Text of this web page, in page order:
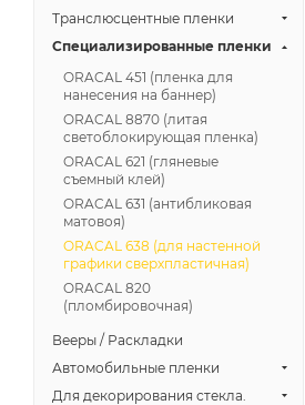
Транслюсцентные пленки
Специализированные пленки
ORACAL 451 (пленка для
нанесения на баннер)
ORACAL 8870 (литая
светоблокирующая пленка)
ORACAL 621 (гляневые
съемный клей)
ORACAL 631 (антибликовая
матовоя)
ORACAL 638 (для настенной
графики сверхпластичная)
ORACAL 820
(пломбировочная)
Вееры / Раскладки
Автомобильные пленки
Для декорирования стекла.